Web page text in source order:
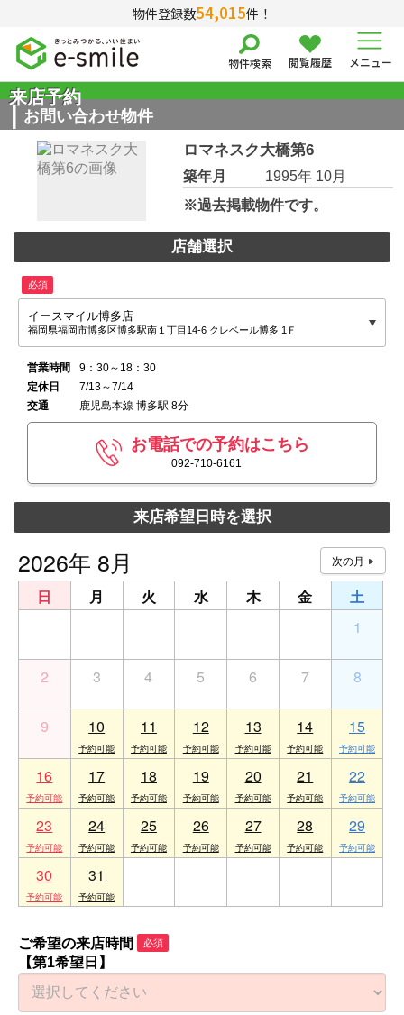
物件登録数54,015件！
物件検索 閲覧履歴 メニュー
来店予約
お問い合わせ物件
ロマネスク大橋第6
築年月
1995年 10月
※過去掲載物件です。
店舗選択
必須
イースマイル博多店
福岡県福岡市博多区博多駅南１丁目14-6 クレベール博多 1Ｆ
営業時間
9：30～18：30
定休日
7/13～7/14
交通
鹿児島本線 博多駅 8分
お電話での予約はこちら
092-710-6161
来店希望日時を選択
2026年 8月
日 月 火 水 木 金
土
1
2 3 4 5 6 7 8
9 10 11 12 13 14 15
16 17 18 19 20 21 22
23 24 25 26 27 28 29
30 31
ご希望の来店時間 必須
【第1希望日】